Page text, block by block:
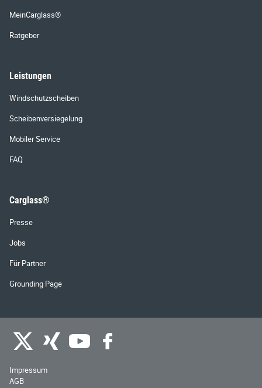
MeinCarglass®
Ratgeber
Leistungen
Windschutzscheiben
Scheibenversiegelung
Mobiler Service
FAQ
Carglass®
Presse
Jobs
Für Partner
Grounding Page
Impressum
AGB